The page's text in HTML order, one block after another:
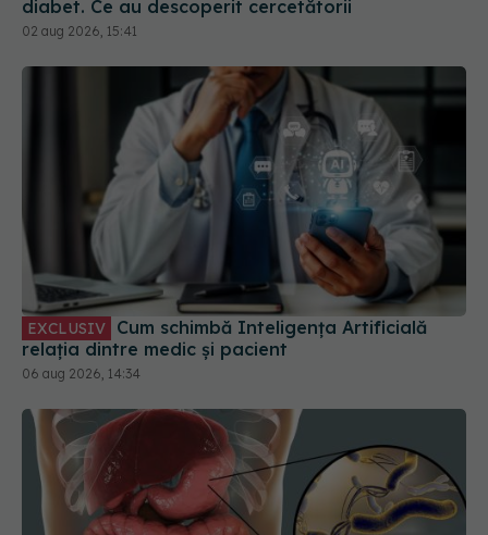
EXCLUSIV
relația dintre medic și pacient
06 aug 2026, 14:34